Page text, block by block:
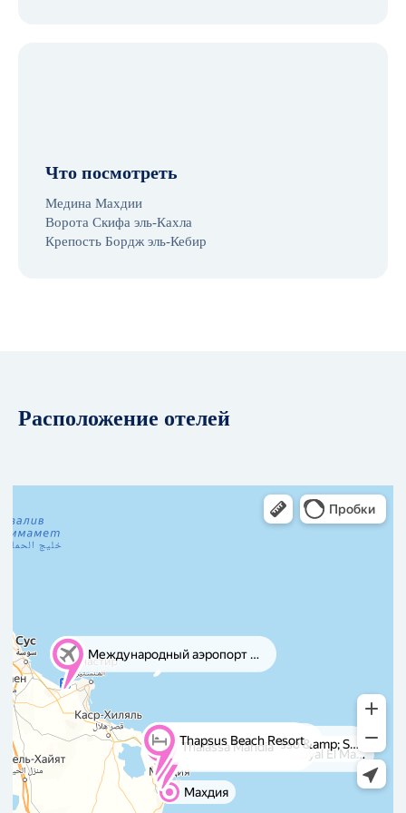
Что посмотреть
Медина Махдии
Ворота Скифа эль-Кахла
Крепость Бордж эль-Кебир
Расположение отелей